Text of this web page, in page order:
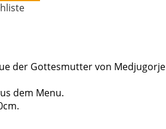
der Gottesmutter von Medjugorje
dem Menu.